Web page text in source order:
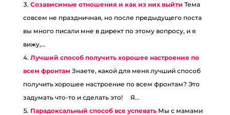
Созависимые отношения и как из них выйти Тема
совсем не праздничная, но после предыдущего поста
вы много писали мне в директ по этому вопросу, и я
вижу,...
Лучший способ получить хорошее настроение по
всем фронтам Знаете, какой для меня лучший способ
получить хорошее настроение по всем фронтам? Это
задумать что-то и сделать это! ⠀ Я...
Парадоксальный способ все успевать Мы с мамами